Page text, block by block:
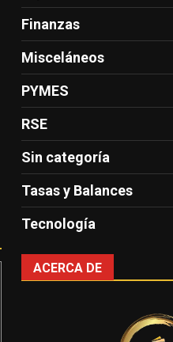
Finanzas
Misceláneos
PYMES
RSE
Sin categoría
Tasas y Balances
Tecnología
ACERCA DE